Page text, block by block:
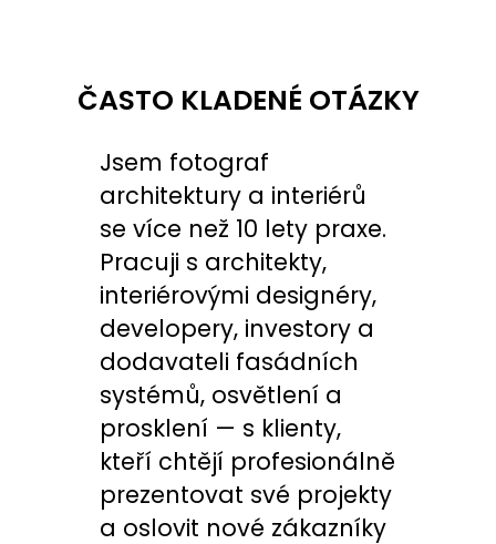
ČASTO KLADENÉ OTÁZKY
Jsem fotograf
architektury a interiérů
se více než 10 lety praxe.
Pracuji s architekty,
interiérovými designéry,
developery, investory a
dodavateli fasádních
systémů, osvětlení a
prosklení — s klienty,
kteří chtějí profesionálně
prezentovat své projekty
a oslovit nové zákazníky